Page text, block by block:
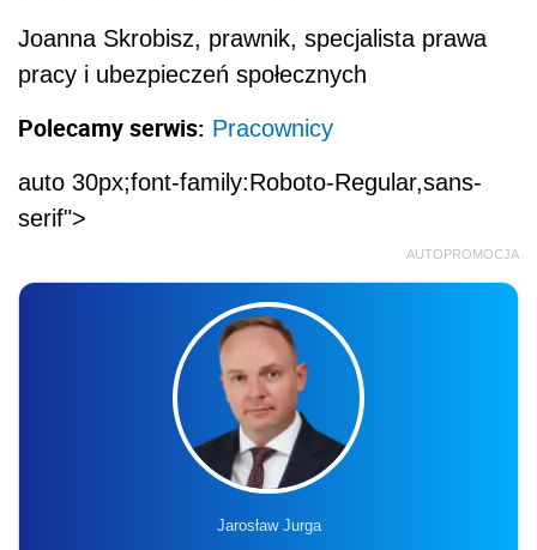
Joanna Skrobisz, prawnik, specjalista prawa
pracy i ubezpieczeń społecznych
Polecamy serwis: Pracownicy
auto 30px;font-family:Roboto-Regular,sans-
serif">
AUTOPROMOCJA
Jarosław Jurga